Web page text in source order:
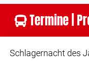
Termine |
Schlagernacht des